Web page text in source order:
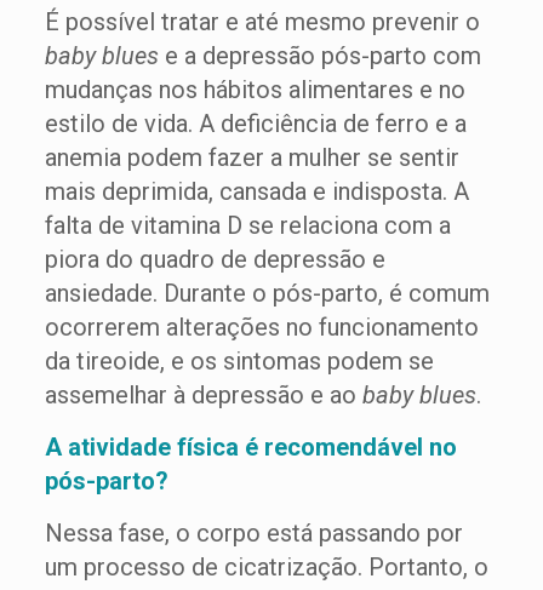
É possível tratar e até mesmo prevenir o
baby blues e a depressão pós-parto com
mudanças nos hábitos alimentares e no
estilo de vida. A deficiência de ferro e a
anemia podem fazer a mulher se sentir
mais deprimida, cansada e indisposta. A
falta de vitamina D se relaciona com a
piora do quadro de depressão e
ansiedade. Durante o pós-parto, é comum
ocorrerem alterações no funcionamento
da tireoide, e os sintomas podem se
assemelhar à depressão e ao baby blues.
A atividade física é recomendável no
pós-parto?
Nessa fase, o corpo está passando por
um processo de cicatrização. Portanto, o